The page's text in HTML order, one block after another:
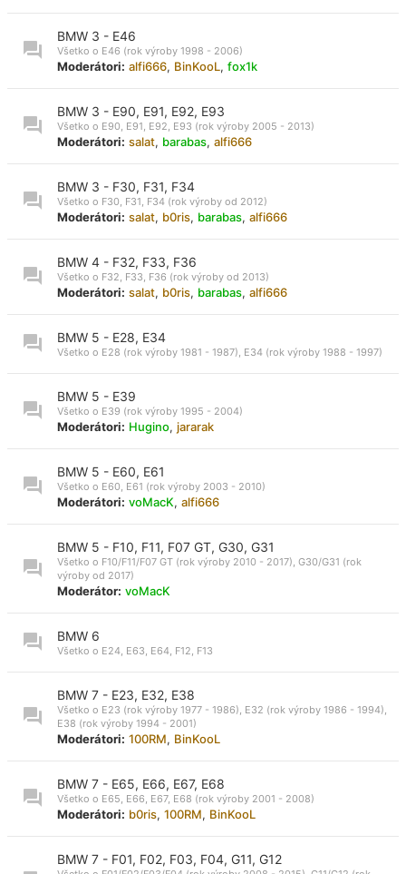
BMW 3 - E46
Všetko o E46 (rok výroby 1998 - 2006)
Moderátori: alfi666, BinKooL, fox1k
BMW 3 - E90, E91, E92, E93
Všetko o E90, E91, E92, E93 (rok výroby 2005 - 2013)
Moderátori: salat, barabas, alfi666
BMW 3 - F30, F31, F34
Všetko o F30, F31, F34 (rok výroby od 2012)
Moderátori: salat, b0ris, barabas, alfi666
BMW 4 - F32, F33, F36
Všetko o F32, F33, F36 (rok výroby od 2013)
Moderátori: salat, b0ris, barabas, alfi666
BMW 5 - E28, E34
Všetko o E28 (rok výroby 1981 - 1987), E34 (rok výroby 1988 - 1997)
BMW 5 - E39
Všetko o E39 (rok výroby 1995 - 2004)
Moderátori: Hugino, jararak
BMW 5 - E60, E61
Všetko o E60, E61 (rok výroby 2003 - 2010)
Moderátori: voMacK, alfi666
BMW 5 - F10, F11, F07 GT, G30, G31
Všetko o F10/F11/F07 GT (rok výroby 2010 - 2017), G30/G31 (rok
výroby od 2017)
Moderátor: voMacK
BMW 6
Všetko o E24, E63, E64, F12, F13
BMW 7 - E23, E32, E38
Všetko o E23 (rok výroby 1977 - 1986), E32 (rok výroby 1986 - 1994),
E38 (rok výroby 1994 - 2001)
Moderátori: 100RM, BinKooL
BMW 7 - E65, E66, E67, E68
Všetko o E65, E66, E67, E68 (rok výroby 2001 - 2008)
Moderátori: b0ris, 100RM, BinKooL
BMW 7 - F01, F02, F03, F04, G11, G12